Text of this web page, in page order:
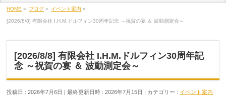
HOME » ブログ » イベント案内 »
[2026/8/8] 有限会社 I.H.M.ドルフィン30周年記念 ～祝賀の宴 ＆ 波動測定会～
[2026/8/8] 有限会社 I.H.M.ドルフィン30周年記
念 ～祝賀の宴 ＆ 波動測定会～
投稿日 : 2026年7月6日 最終更新日時 : 2026年7月15日 カテゴリー : イベント案内